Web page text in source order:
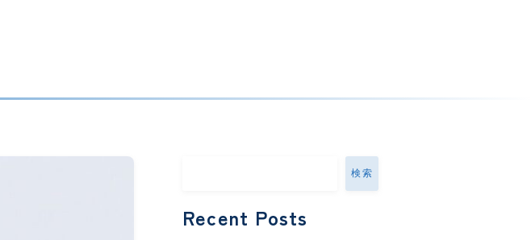
検索
Recent Posts